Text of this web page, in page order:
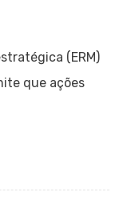
(ERM)
que ações